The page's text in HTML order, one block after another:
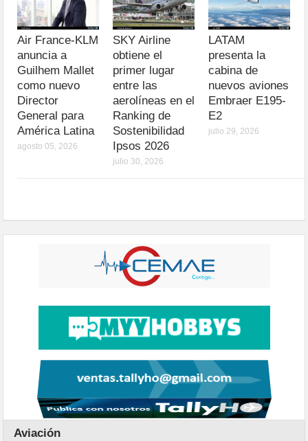
Air France-KLM
anuncia a
Guilhem Mallet
como nuevo
Director
General para
América Latina
agosto 05, 2026
SKY Airline
obtiene el
primer lugar
entre las
aerolíneas en el
Ranking de
Sostenibilidad
Ipsos 2026
julio 30, 2026
LATAM
presenta la
cabina de
nuevos aviones
Embraer E195-
E2
julio 29, 2026
Aviación